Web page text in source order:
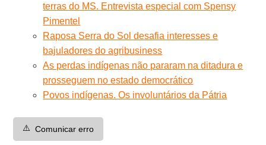
terras do MS. Entrevista especial com Spensy
Pimentel
Raposa Serra do Sol desafia interesses e
bajuladores do agribusiness
As perdas indígenas não pararam na ditadura e
prosseguem no estado democrático
Povos indígenas. Os involuntários da Pátria
⚠️ Comunicar erro